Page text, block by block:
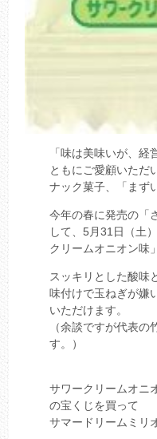
「味は美味いが、経
ともにご愛顧いただ
ナック菓子、
今年の春に発売の「
して、5月31日（土
クリームオニオン味
スッキリとした酸味
味付けで玉ねぎが嫌
いただけます。
（余談ですが代表
す。）
サワークリームオニ
の宝くじを買って
サマードリームミリ